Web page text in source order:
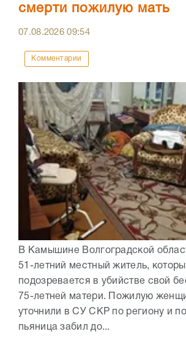
смерти пожилую мать
07.08.202609:54
Комментарии
В Камышине Волгоградской
51-летний местный житель,
подозревается в убийстве свой
75-летней матери. Пожилую
уточнили в СУ СКР по региону и
пьяница забил до...